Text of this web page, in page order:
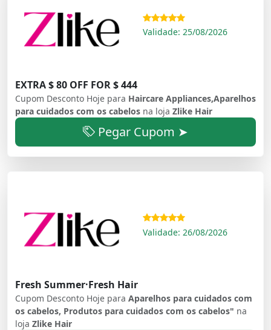
Validade: 25/08/2026
EXTRA $ 80 OFF FOR $ 444
Cupom Desconto Hoje para Haircare Appliances,Aparelhos
para cuidados com os cabelos na loja Zlike Hair
Pegar Cupom ➤
Validade: 26/08/2026
Fresh Summer·Fresh Hair
Cupom Desconto Hoje para Aparelhos para cuidados com
os cabelos, Produtos para cuidados com os cabelos" na
loja Zlike Hair